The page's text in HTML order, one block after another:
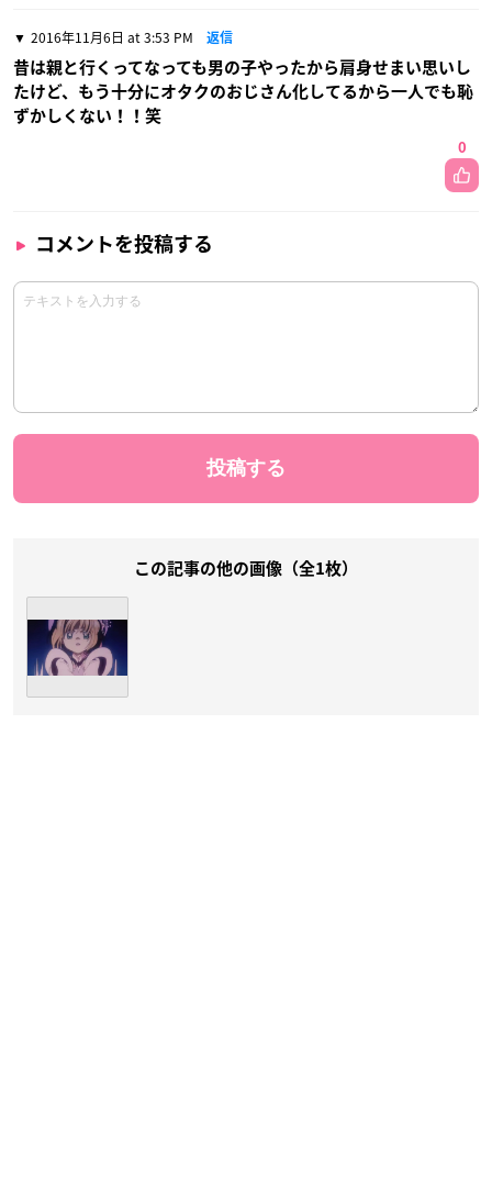
2016年11月6日 at 3:53 PM 返信
昔は親と行くってなっても男の子やったから肩身せまい思いし
たけど、もう十分にオタクのおじさん化してるから一人でも恥
ずかしくない！！笑
0
コメントを投稿する
この記事の他の画像（全1枚）